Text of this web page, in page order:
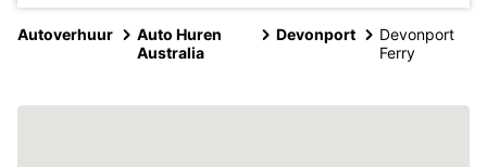
Autoverhuur
Auto Huren
Australia
Devonport
Devonport
Ferry